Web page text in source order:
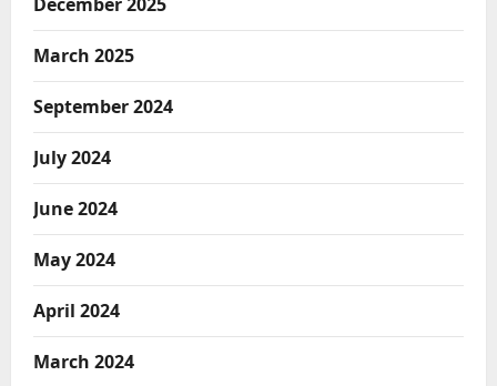
December 2025
March 2025
September 2024
July 2024
June 2024
May 2024
April 2024
March 2024